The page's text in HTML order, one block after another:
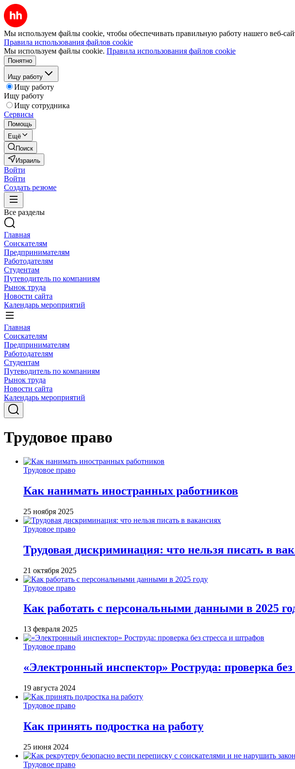
Мы используем файлы cookie, чтобы обеспечивать правильную работу нашего веб-
Правила использования файлов cookie
Мы используем файлы cookie. Правила использования файлов cookie
Понятно
Ищу работу
Ищу работу
Ищу работу
Ищу сотрудника
Сервисы
Помощь
Ещё
Поиск
Израиль
Войти
Войти
Создать резюме
Все разделы
Главная
Соискателям
Предпринимателям
Работодателям
Студентам
Путеводитель по компаниям
Рынок труда
Новости сайта
Календарь мероприятий
Главная
Соискателям
Предпринимателям
Работодателям
Студентам
Путеводитель по компаниям
Рынок труда
Новости сайта
Календарь мероприятий
Трудовое право
Трудовое право
Как нанимать иностранных работников
25 ноября 2025
Трудовое право
Трудовая дискриминация: что нельзя писать в
21 октября 2025
Трудовое право
Как работать с персональными данными в 2025
13 февраля 2025
Трудовое право
«Электронный инспектор» Роструда: проверка
19 августа 2024
Трудовое право
Как принять подростка на работу
25 июня 2024
Трудовое право